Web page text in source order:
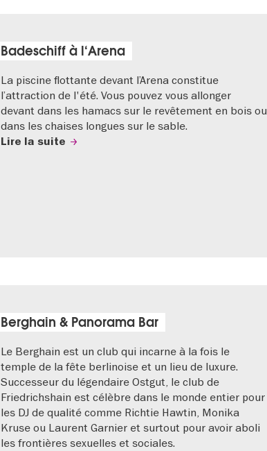
Badeschiff à l‘Arena
La piscine flottante devant l’Arena constitue
l’attraction de l'été. Vous pouvez vous allonger
devant dans les hamacs sur le revêtement en bois ou
dans les chaises longues sur le sable.
Lire la suite
Berghain & Panorama Bar
Le Berghain est un club qui incarne à la fois le
temple de la fête berlinoise et un lieu de luxure.
Successeur du légendaire Ostgut, le club de
Friedrichshain est célèbre dans le monde entier pour
les DJ de qualité comme Richtie Hawtin, Monika
Kruse ou Laurent Garnier et surtout pour avoir aboli
les frontières sexuelles et sociales.